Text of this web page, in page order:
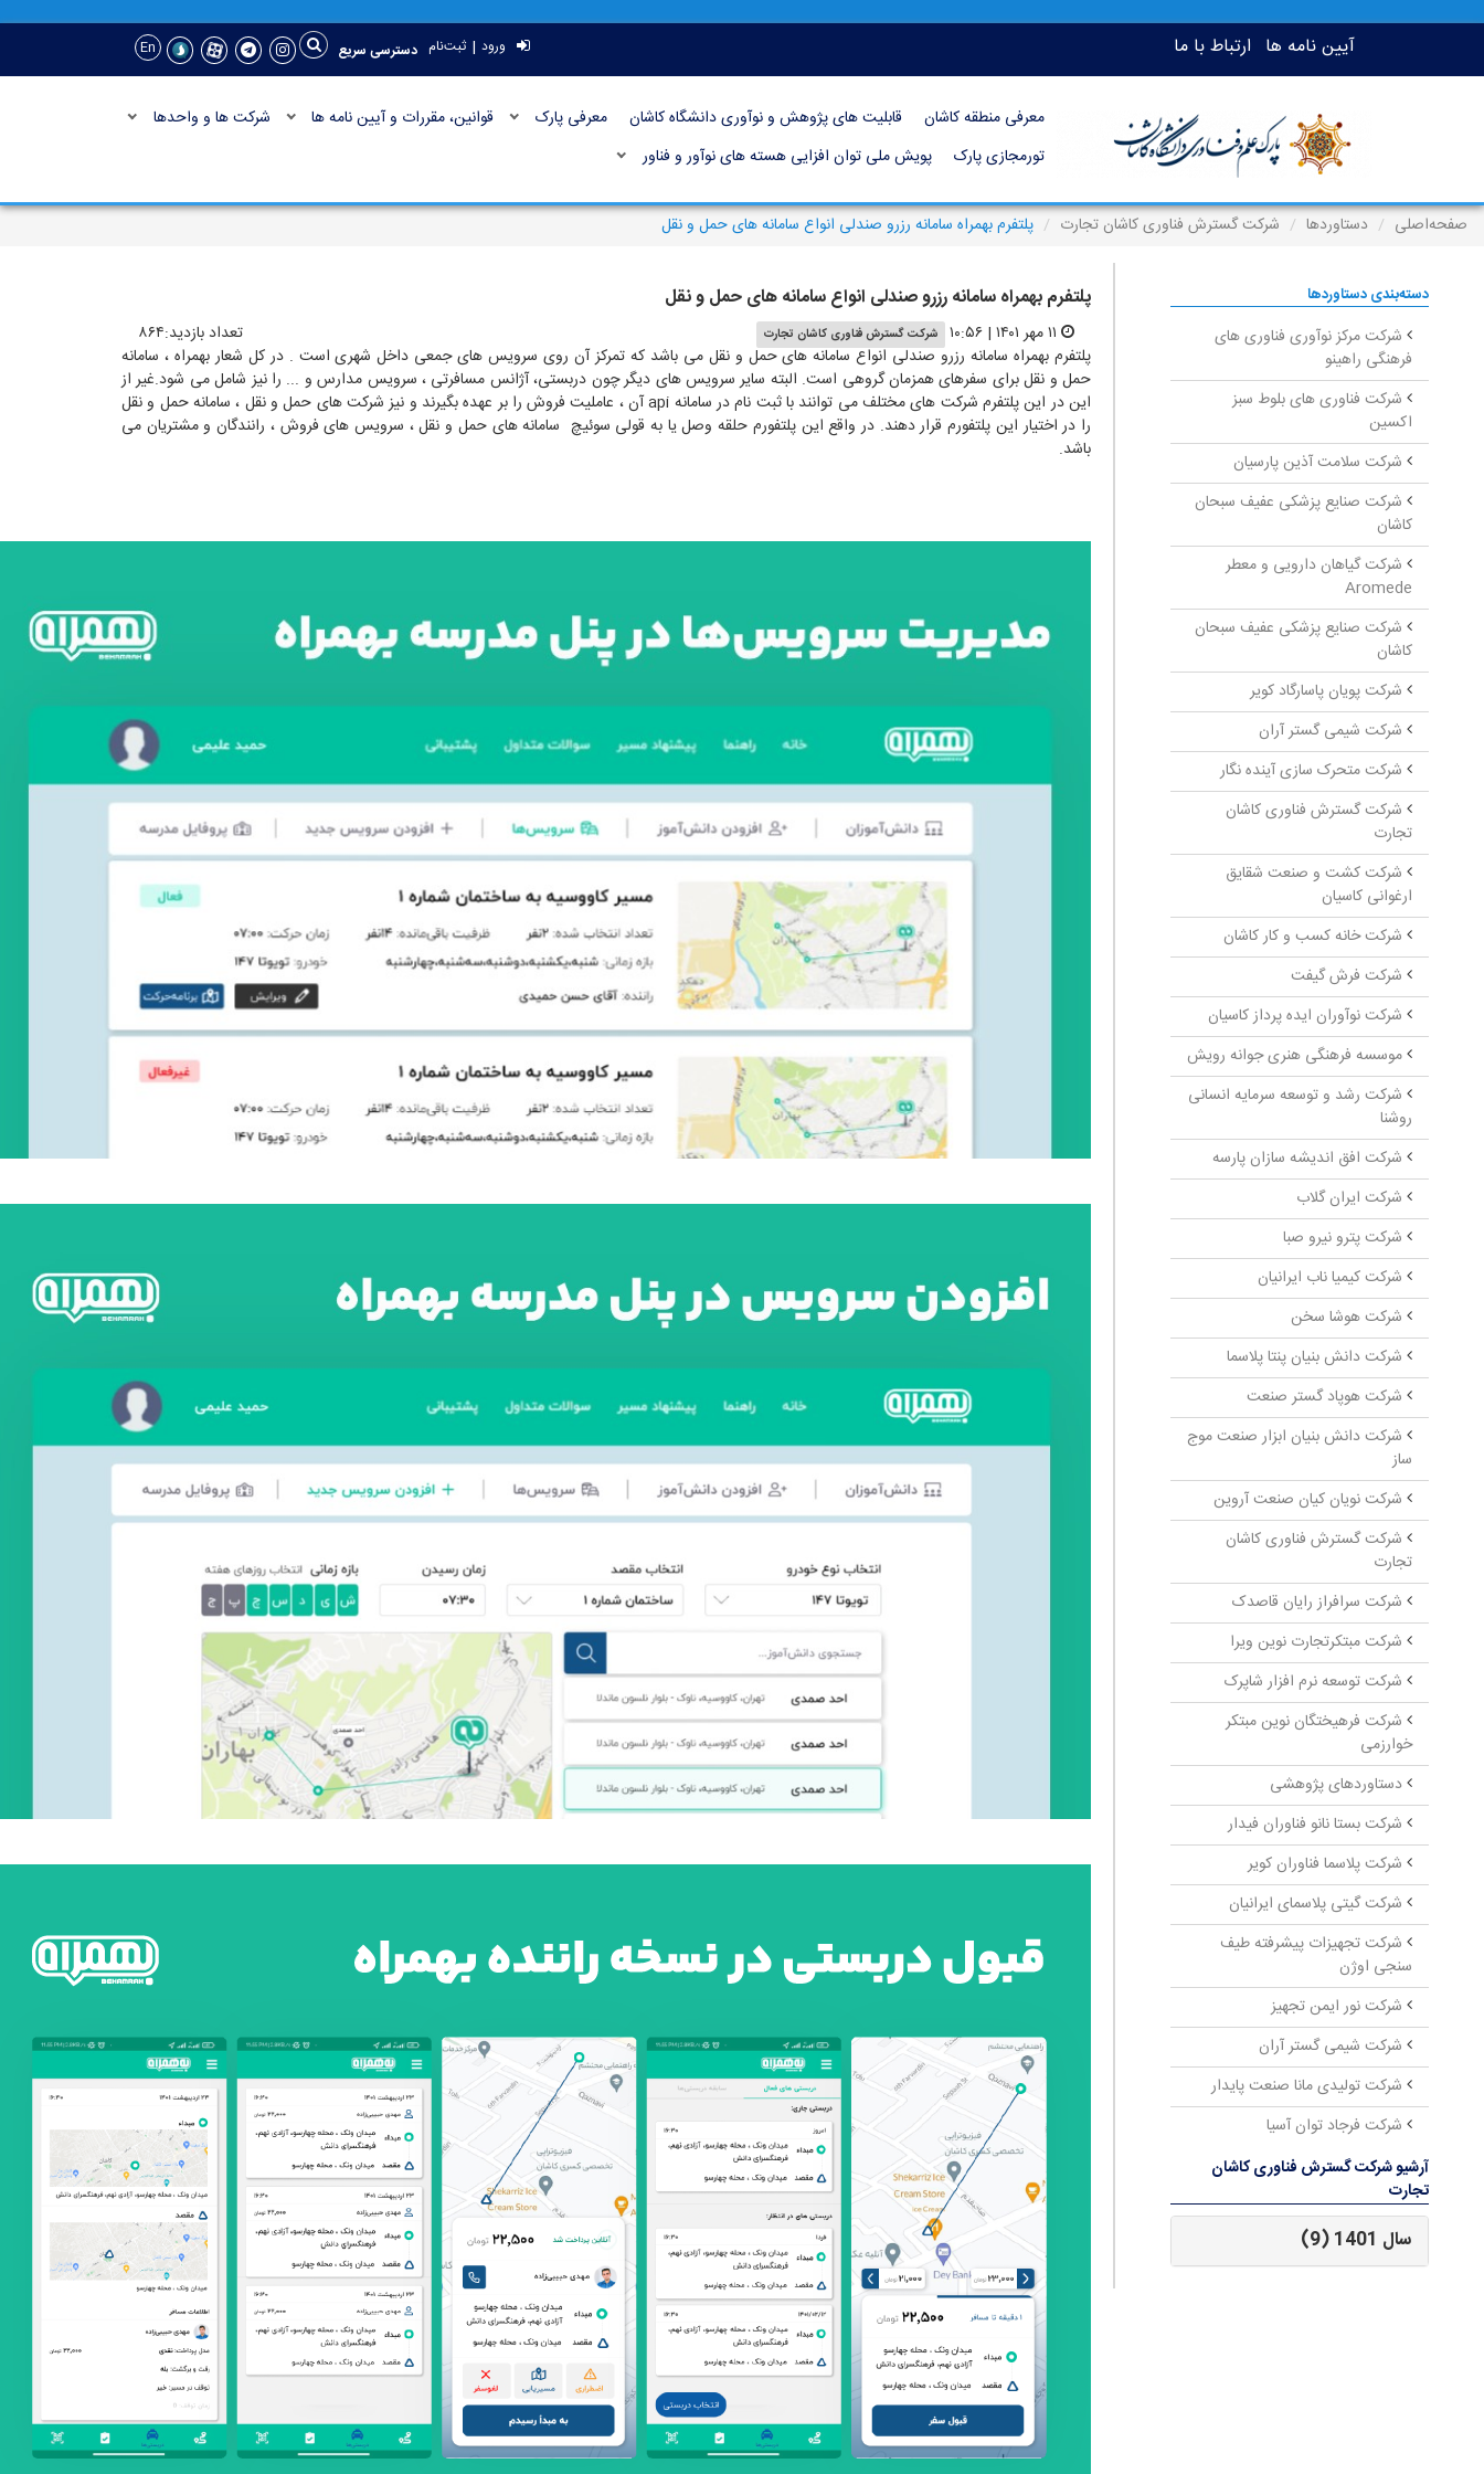
آیین نامه ها ارتباط با ما ورود | ثبت‌نام En دسترسی سریع
معرفی منطقه کاشان قابلیت های پژوهش و نوآوری دانشگاه کاشان معرفی پارک قوانین، مقررات و آیین نامه ها
شرکت ها و واحدها
تورمجازی پارک
پویش ملی توان افزایی هسته های نوآور و فناور
صفحه‌اصلی دستاوردها شرکت گسترش فناوری کاشان تجارت پلتفرم بهمراه سامانه رزرو صندلی انواع سامانه های حمل و نقل
پلتفرم بهمراه سامانه رزرو صندلی انواع سامانه های حمل و نقل
شرکت گسترش فناوری کاشان تجارت
تعداد بازدید:۸۶۴
پلتفرم بهمراه سامانه رزرو صندلی انواع سامانه های حمل و نقل می باشد که تمرکز آن روی سرویس های جمعی داخل شهری است . در کل شعار بهمراه ، سامانه
حمل و نقل برای سفرهای همزمان گروهی است. البته سایر سرویس های دیگر چون دربستی، آژانس مسافرتی ، سرویس مدارس و ... را نیز شامل می شود.غیر از
این در این پلتفرم شرکت های مختلف می توانند با ثبت نام در سامانه api آن ، عاملیت فروش را بر عهده بگیرند و نیز شرکت های حمل و نقل ، سامانه حمل و نقل
را در اختیار این پلتفورم قرار دهند. در واقع این پلتفورم حلقه وصل یا به قولی سوئیچ سامانه های حمل و نقل ، سرویس های فروش ، رانندگان و مشتریان می
باشد.
دسته‌بندی دستاوردها
شرکت مرکز نوآوری فناوری های
فرهنگی راهینو
شرکت فناوری های بلوط سبز
اکسین
شرکت سلامت آذین پارسیان
شرکت صنایع پزشکی عفیف سبحان
کاشان
شرکت گیاهان دارویی و معطر
Aromede
شرکت صنایع پزشکی عفیف سبحان
کاشان
شرکت پویان پاسارگاد کویر
شرکت شیمی گستر آران
شرکت متحرک­ سازی آینده نگار
شرکت گسترش فناوری کاشان
تجارت
شرکت کشت و صنعت شقایق
ارغوانی کاسیان
شرکت خانه کسب و کار کاشان
شرکت فرش گیفت
شرکت نوآوران ایده پرداز کاسیان
موسسه فرهنگی هنری جوانه رویش
شرکت رشد و توسعه سرمایه انسانی
روشنا
شرکت افق اندیشه سازان پارسه
شرکت ایران گلاب
شرکت پترو نیرو صبا
شرکت کیمیا ناب ایرانیان
شرکت هوشا سخن
شرکت دانش بنیان پنتا پلاسما
شرکت هوپاد گستر صنعت
شرکت دانش بنیان ابزار صنعت موج
ساز
شرکت نویان کیان صنعت آروین
شرکت گسترش فناوری کاشان
تجارت
شرکت سرافراز رایان قاصدک
شرکت مبتکرتجارت نوین ویرا
شرکت توسعه نرم افزار شاپرک
شرکت فرهیختگان نوین مبتکر
خوارزمی
دستاوردهای پژوهشی
شرکت بستا نانو فناوران فیدار
شرکت پلاسما فناوران کویر
شرکت گیتی پلاسمای ایرانیان
شرکت تجهیزات پیشرفته طیف
سنجی اوژن
شرکت نور ایمن تجهیز
شرکت شیمی گستر آران
شرکت تولیدی مانا صنعت پایدار
شرکت فرجاد توان آسیا
آرشیو شرکت گسترش فناوری کاشان
تجارت
سال 1401 (9)